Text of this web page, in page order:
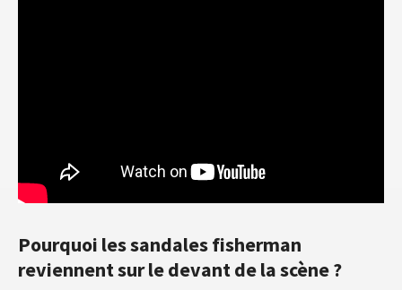
Pourquoi les sandales fisherman
reviennent sur le devant de la scène ?